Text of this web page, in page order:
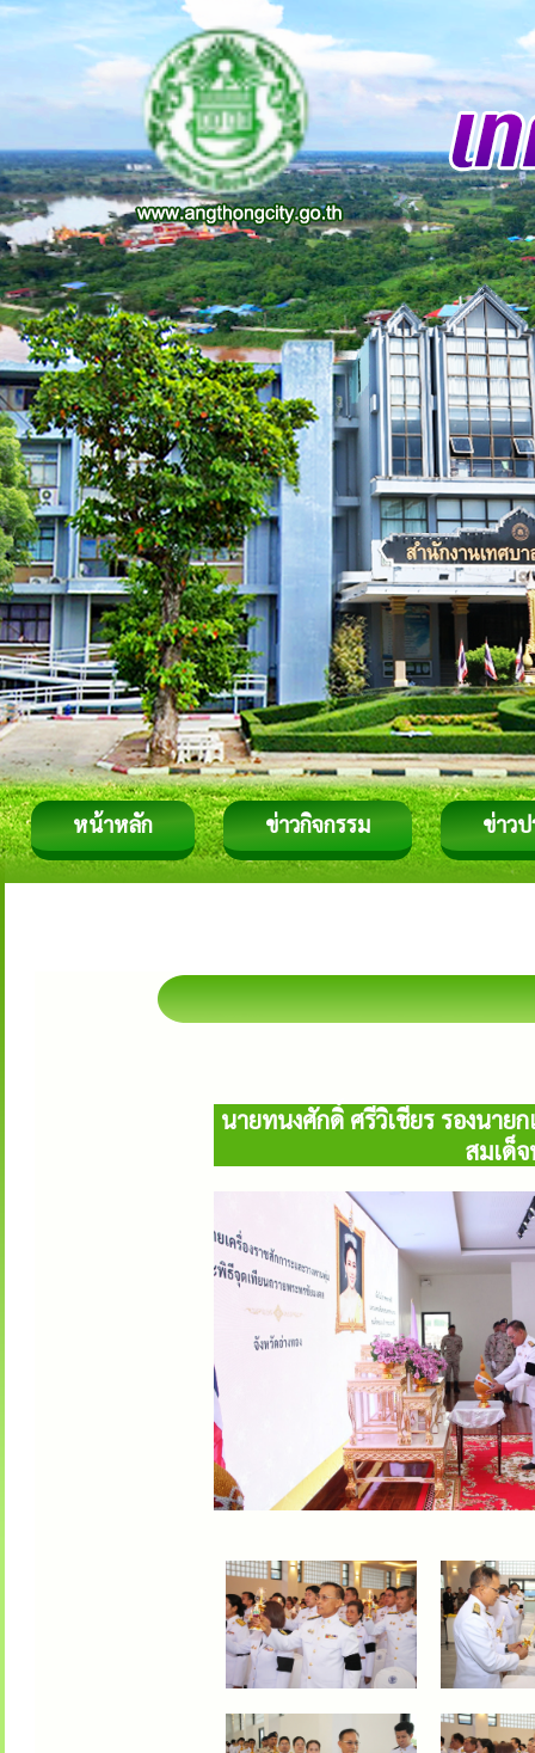
หน้าหลัก ข่าวกิจกรรม ข่าว
นายทนงศักดิ์ ศรีวิเชียร รองนาย
สมเด็